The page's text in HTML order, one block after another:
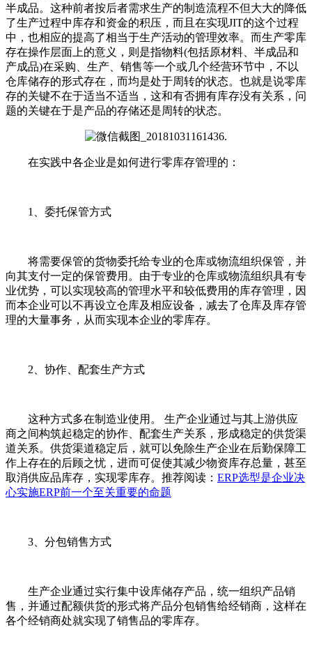
半成品。这种前者按后者需求生产的制造流程不但大大的降低
了生产过程中库存和资金的积压，而且在实现JIT的这个过程
中，也相应的提高了相当于生产活动的管理效率。而生产零库
存在操作层面上的意义，则是指物料(包括原材料、半成品和
产成品)在采购、生产、销售等一个或几个经营环节中，不以
仓库储存的形式存在，而均是处于周转的状态。也就是说零库
存的关键不在于适当不适当，这和有否拥有库存没有关系，问
题的关键在于是产品的存储还是周转的状态。
在实践中各企业是如何进行零库存管理的：
1、委托保管方式
将需要保管的货物委托给专业的仓库或物流组织保管，并
向其支付一定的保管费用。由于专业的仓库或物流组织具有专
业优势，可以实现较高的管理水平和较低费用的库存管理，因
而本企业可以不再设立仓库及相应设备，减去了仓库及库存管
理的大量事务，从而实现本企业的零库存。
2、协作、配套生产方式
这种方式多在制造业使用。 生产企业通过与其上游供应
商之间构筑起稳定的协作、配套生产关系，形成稳定的供货渠
道关系。供货渠道稳定后，就可以免除生产企业在后勤保障工
作上存在的后顾之忧，进而可促使其减少物资库存总量，甚至
取消供应品库存，实现零库存。推荐阅读： ERP选型是企业决
心实施ERP前一个至关重要的命题
3、分包销售方式
生产企业通过实行集中设库储存产品，统一组织产品销
售，并通过配额供货的形式将产品分包销售给经销商，这样在
各个经销商处就实现了销售品的零库存。